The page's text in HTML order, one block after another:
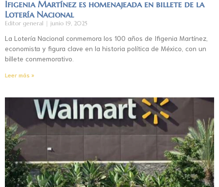
Ifigenia Martínez es homenajeada en billete de la
Lotería Nacional
Editor general junio 19, 2025
La Lotería Nacional conmemora los 100 años de Ifigenia Martínez,
economista y figura clave en la historia política de México, con un
billete conmemorativo.
Leer más »